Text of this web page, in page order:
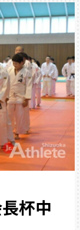
杯中